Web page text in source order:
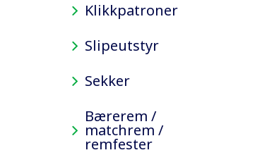
Klikkpatroner
Slipeutstyr
Sekker
Bærerem /
matchrem /
remfester